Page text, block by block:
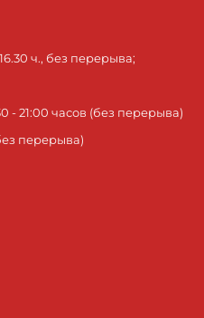
ч., без перерыва;
- 21:00 часов (без перерыва)
перерыва)